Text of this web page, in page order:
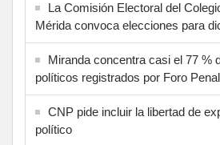
La Comisión Electoral del
Mérida convoca elecciones para
Miranda concentra casi el 77 %
políticos registrados por Foro Penal
CNP pide incluir la libertad de
político